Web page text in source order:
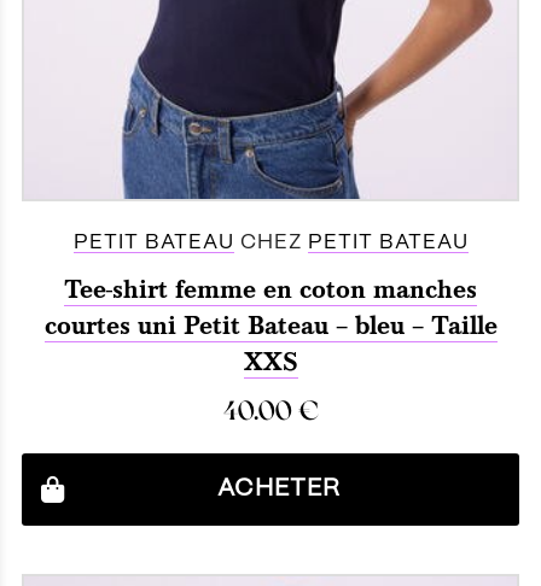
PETIT BATEAU CHEZ PETIT BATEAU
Tee-shirt femme en coton manches
courtes uni Petit Bateau – bleu – Taille
XXS
40.00 €
ACHETER